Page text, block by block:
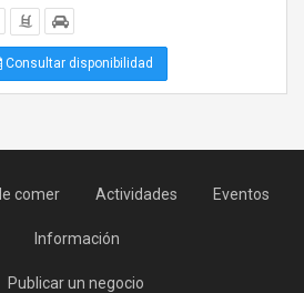
Consultar disponibilidad
comer Actividades Eventos
Información
Publicar un negocio